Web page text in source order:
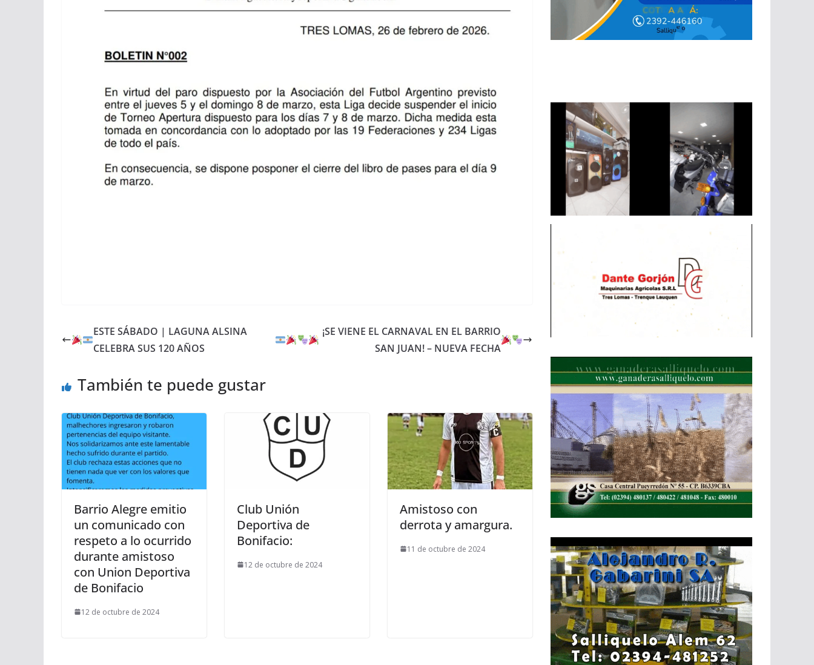
ESTE SÁBADO | LAGUNA ALSINA
CELEBRA SUS 120 AÑOS
¡SE VIENE EL CARNAVAL EN EL BARRIO
SAN JUAN! – NUEVA FECHA
También te puede gustar
Barrio Alegre emitio
un comunicado con
respeto a lo ocurrido
durante amistoso
con Union Deportiva
de Bonifacio
12 de octubre de 2024
Club Unión
Deportiva de
Bonifacio:
12 de octubre de 2024
Amistoso con
derrota y amargura.
11 de octubre de 2024